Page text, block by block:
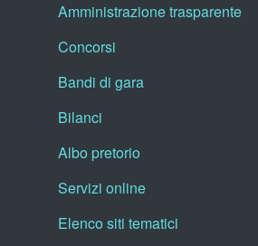
Amministrazione trasparente
Concorsi
Bandi di gara
Bilanci
Albo pretorio
Servizi online
Elenco siti tematici